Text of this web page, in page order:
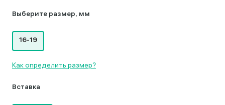
Выберите размер, мм
16-19
Как определить размер?
Вставка